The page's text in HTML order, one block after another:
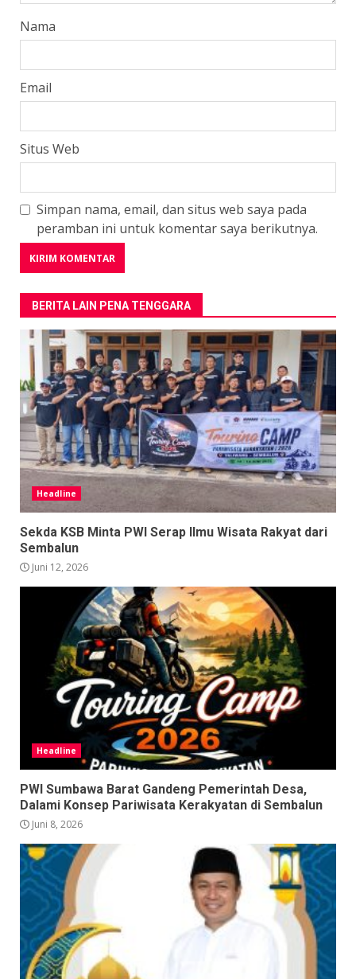
Nama
Email
Situs Web
Simpan nama, email, dan situs web saya pada
peramban ini untuk komentar saya berikutnya.
BERITA LAIN PENA TENGGARA
Headline
Sekda KSB Minta PWI Serap Ilmu Wisata Rakyat dari
Sembalun
Juni 12, 2026
Headline
PWI Sumbawa Barat Gandeng Pemerintah Desa,
Dalami Konsep Pariwisata Kerakyatan di Sembalun
Juni 8, 2026